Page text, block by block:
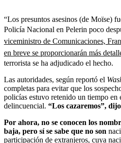
“Los presuntos asesinos (de Moïse)
Policía Nacional en Pelerin poco
viceministro de Comunicaciones,
en breve se proporcionarán más
terrorista se ha adjudicado el hecho.
Las autoridades, según reportó el
completas para evitar que los
policías estuvo retenido un tiempo en
delincuencial. “Los cazaremos”,
Por ahora, no se conocen los
baja, pero sí se sabe que no son
participación de extranjeros, cuya